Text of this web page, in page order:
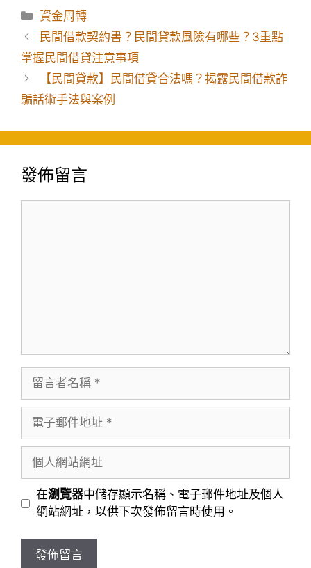
分
類
資金周轉
民間借款契約書？民間貸款風險有哪些？3重點
掌握民間借貸注意事項
【民間貸款】民間借貸合法嗎？揭露民間借款詐
騙話術手法與案例
發佈留言
者
稱
郵
址
站
址
在瀏覽器中儲存顯示名稱、電子郵件地址及個人
網站網址，以供下次發佈留言時使用。